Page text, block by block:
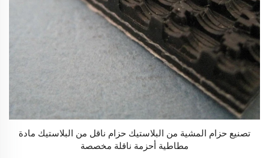
تصنيع حزام المشية من البلاستيك حزام ناقل من البلاستيك مادة
مطاطية أحزمة ناقلة مخصصة